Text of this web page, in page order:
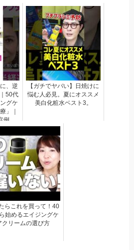
、逆
50代
グケ
」｜
例
【ガチでヤバい】日焼けに
悩む人必見。夏にオススメ
美白化粧水ベスト3。
らこれを買って！40
始めるエイジングケ
クリームの選び方